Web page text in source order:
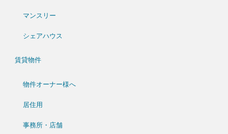
マンスリー
シェアハウス
賃貸物件
物件オーナー様へ
居住用
事務所・店舗